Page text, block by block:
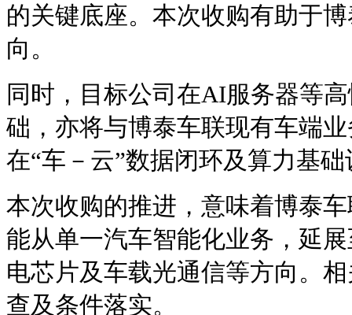
的关键底座。本次收购有助于
向。
同时，目标公司在AI服务器等
础，亦将与博泰车联现有车端
在“车－云”数据闭环及算力基
本次收购的推进，意味着博泰
能从单一汽车智能化业务，延
电芯片及车载光通信等方向。
查及条件落实。